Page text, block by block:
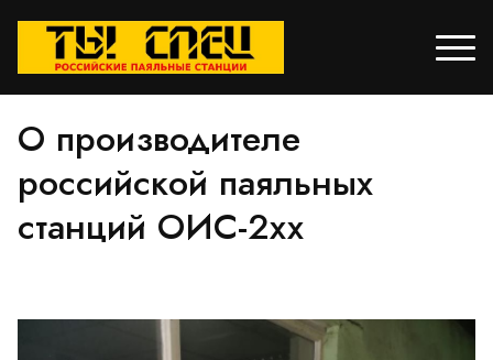
О производителе
российской паяльных
станций ОИС-2хх